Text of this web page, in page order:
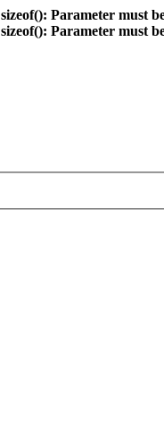
sizeof(): Parameter must
sizeof(): Parameter must